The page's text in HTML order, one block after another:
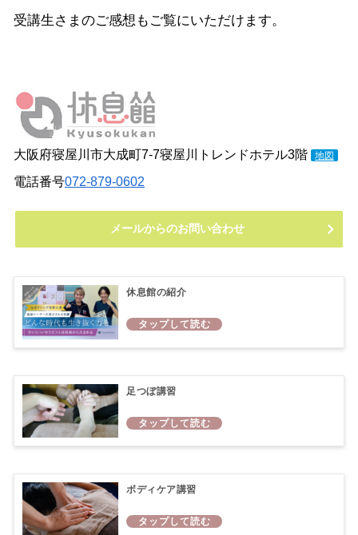
受講生さまのご感想もご覧にいただけます。
大阪府寝屋川市大成町7-7寝屋川トレンドホテル3階 地図
電話番号072-879-0602
メールからのお問い合わせ
休息館の紹介
足つぼ講習
ボディケア講習